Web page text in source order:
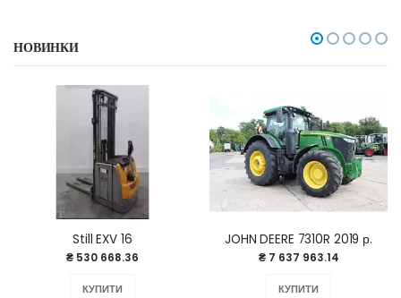
НОВИНКИ
Still EXV 16
₴ 530 668.36
КУПИТИ
JOHN DEERE 7310R 2019 р.
₴ 7 637 963.14
КУПИТИ